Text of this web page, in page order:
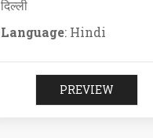
दिल्ली
Language: Hindi
PREVIEW